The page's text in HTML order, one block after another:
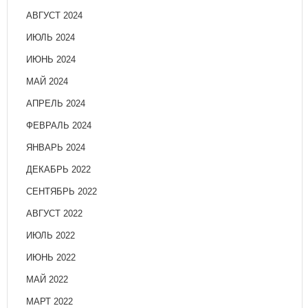
АВГУСТ 2024
ИЮЛЬ 2024
ИЮНЬ 2024
МАЙ 2024
АПРЕЛЬ 2024
ФЕВРАЛЬ 2024
ЯНВАРЬ 2024
ДЕКАБРЬ 2022
СЕНТЯБРЬ 2022
АВГУСТ 2022
ИЮЛЬ 2022
ИЮНЬ 2022
МАЙ 2022
МАРТ 2022